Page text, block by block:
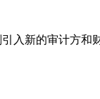
入新的审计方和